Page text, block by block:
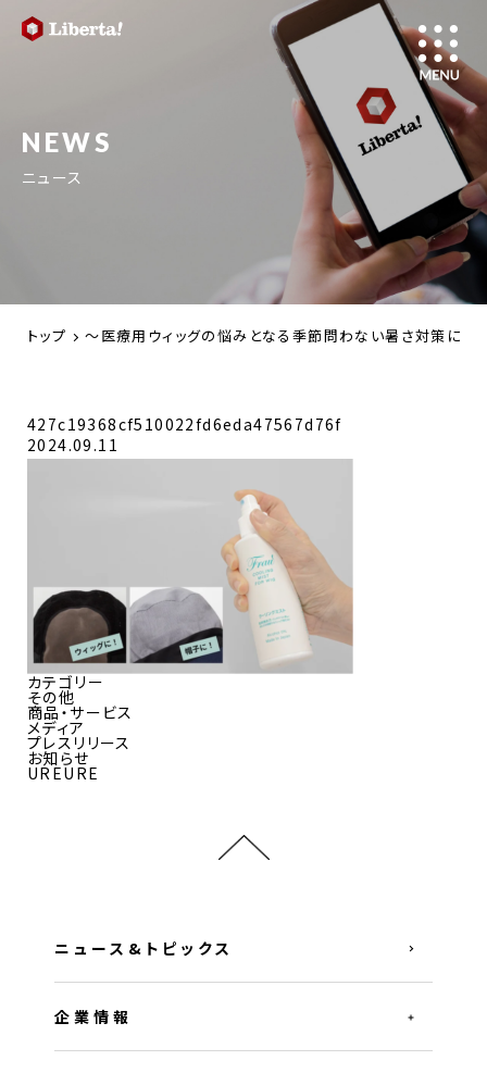
NEWS
ニュース
トップ ～医療用ウィッグの悩みとなる季節問わない暑さ対策に大
427c19368cf510022fd6eda47567d76f
2024.09.11
カテゴリー
その他
商品・サービス
メディア
プレスリリース
お知らせ
UREURE
ニュース&トピックス
企業情報